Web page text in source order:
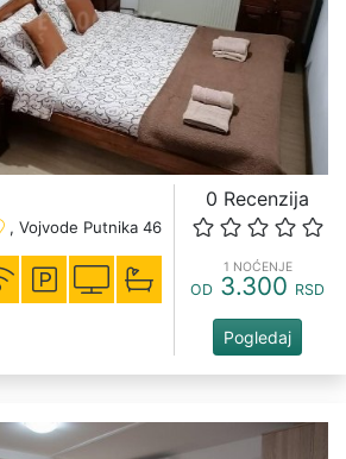
, Vojvode Putnika 46
0 Recenzija
1 NOĆENJE
OD 3.300 RSD
Pogledaj